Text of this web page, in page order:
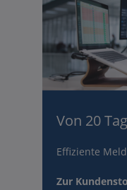
Von 20
Effiziente
Zur